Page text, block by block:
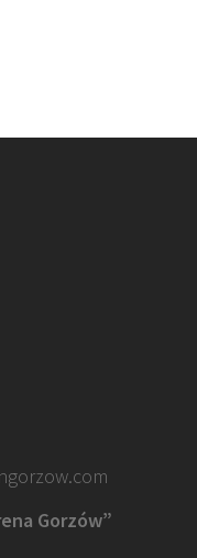
Gorzów”